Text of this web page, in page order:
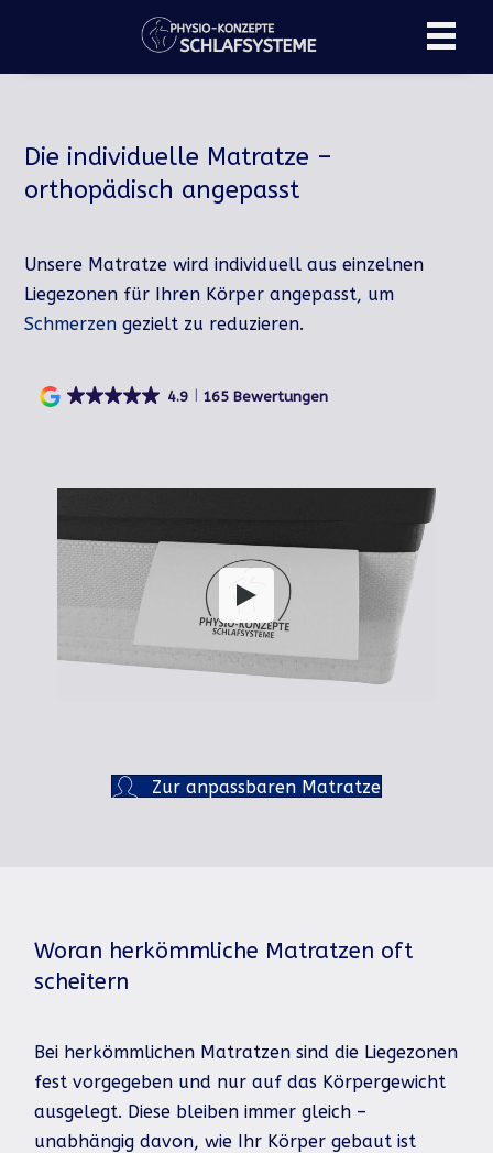
Die individuelle Matratze –
orthopädisch angepasst
Unsere Matratze wird individuell aus einzelnen
Liegezonen für Ihren Körper angepasst, um
Schmerzen gezielt zu reduzieren.
4.9 165 Bewertungen
Zur anpassbaren Matratze
Woran herkömmliche Matratzen oft
scheitern
Bei herkömmlichen Matratzen sind die Liegezonen
fest vorgegeben und nur auf das Körpergewicht
ausgelegt. Diese bleiben immer gleich –
unabhängig davon, wie Ihr Körper gebaut ist